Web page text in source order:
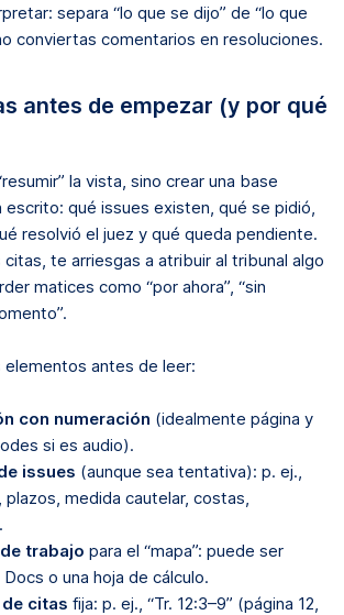
separa “lo que se dijo” de “lo que
conviertas comentarios en resoluciones.
antes de empezar (y por qué
la vista, sino crear una base
escrito: qué issues existen, qué se pidió,
resolvió el juez y qué queda pendiente.
citas, te arriesgas a atribuir al tribunal algo
matices como “por ahora”, “sin
elementos antes de leer:
con numeración (idealmente página y
si es audio).
issues (aunque sea tentativa): p. ej.,
medida cautelar, costas,
trabajo para el “mapa”: puede ser
o una hoja de cálculo.
citas fija: p. ej., “Tr. 12:3–9” (página 12,